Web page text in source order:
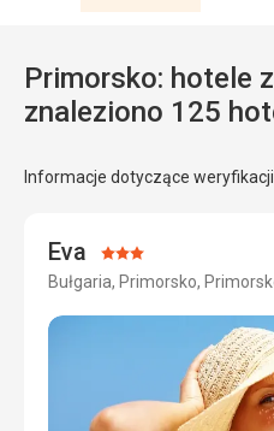
Primorsko: hotele z opiniami,
znaleziono 125
Informacje dotyczące
Eva Ocena:
3/5
Bułgaria, Primorsko,